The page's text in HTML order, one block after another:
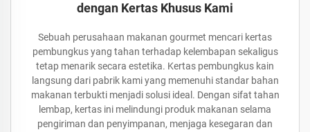
dengan Kertas Khusus Kami
Sebuah perusahaan makanan gourmet mencari kertas
pembungkus yang tahan terhadap kelembapan sekaligus
tetap menarik secara estetika. Kertas pembungkus kain
langsung dari pabrik kami yang memenuhi standar bahan
makanan terbukti menjadi solusi ideal. Dengan sifat tahan
lembap, kertas ini melindungi produk makanan selama
pengiriman dan penyimpanan, menjaga kesegaran dan